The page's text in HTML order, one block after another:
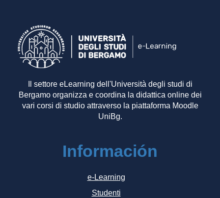
Il settore eLearning dell'Università degli studi di
Bergamo organizza e coordina la didattica online dei
vari corsi di studio attraverso la piattaforma Moodle
UniBg.
Información
e-Learning
Studenti